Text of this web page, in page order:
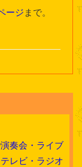
ージ まで。
演奏会・ライブ
テレビ・ラジオ